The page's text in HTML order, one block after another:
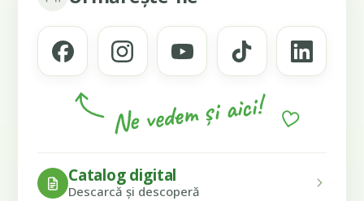
Ne vedem și aici!
Catalog digital
Descarcă și descoperă